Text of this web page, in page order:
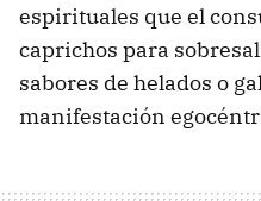
espirituales que el
caprichos para
sabores de helados o
manifestación